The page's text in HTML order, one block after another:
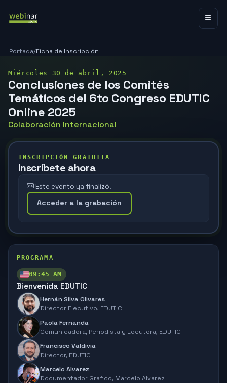
Portada/Ficha de Inscripción
Miércoles 30 de abril, 2025
Conclusiones de los Comités
Temáticos del 6to Congreso EDUTIC
Online 2025
Colaboración Internacional
INSCRIPCIÓN GRATUITA
Inscríbete ahora
Este evento ya finalizó.
Acceder a la grabación
PROGRAMA
09:45 AM
Bienvenida EDUTIC
Hernán Silva Olivares
Director Ejecutivo, EDUTIC
Paola Fernanda
Comunicadora, Periodista y Locutora, EDUTIC
Francisco Valdivia
Director, EDUTIC
Marcelo Alvarez
Documentador Grafico, Marcelo Alvarez